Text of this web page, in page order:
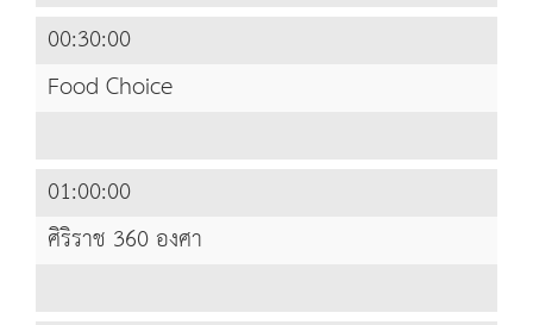
00:30:00
Food Choice
01:00:00
ศิริราช 360 องศา